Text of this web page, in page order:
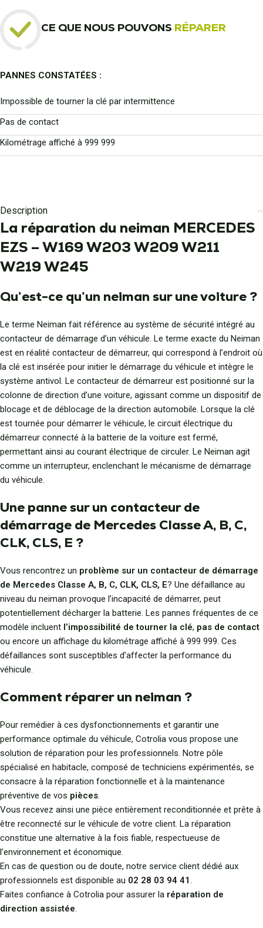
CE QUE NOUS POUVONS RÉPARER
PANNES CONSTATÉES :
Impossible de tourner la clé par intermittence
Pas de contact
Kilométrage affiché à 999 999
Description
La réparation du neiman MERCEDES
EZS – W169 W203 W209 W211
W219 W245
Qu’est-ce qu’un neiman sur une voiture ?
Le terme Neiman fait référence au système de sécurité intégré au
contacteur de démarrage d’un véhicule. Le terme exacte du Neiman
est en réalité contacteur de démarreur, qui correspond à l’endroit où
la clé est insérée pour initier le démarrage du véhicule et intègre le
système antivol. Le contacteur de démarreur est positionné sur la
colonne de direction d’une voiture, agissant comme un dispositif de
blocage et de déblocage de la direction automobile. Lorsque la clé
est tournée pour démarrer le véhicule, le circuit électrique du
démarreur connecté à la batterie de la voiture est fermé,
permettant ainsi au courant électrique de circuler. Le Neiman agit
comme un interrupteur, enclenchant le mécanisme de démarrage
du véhicule.
Une panne sur un contacteur de
démarrage de Mercedes Classe A, B, C,
CLK, CLS, E ?
Vous rencontrez un problème sur un contacteur de démarrage
de Mercedes Classe A, B, C, CLK, CLS, E? Une défaillance au
niveau du neiman provoque l’incapacité de démarrer, peut
potentiellement décharger la batterie. Les pannes fréquentes de ce
modèle incluent l’impossibilité de tourner la clé, pas de contact
ou encore un affichage du kilométrage affiché à 999 999. Ces
défaillances sont susceptibles d’affecter la performance du
véhicule.
Comment réparer un neiman ?
Pour remédier à ces dysfonctionnements et garantir une
performance optimale du véhicule, Cotrolia vous propose une
solution de réparation pour les professionnels. Notre pôle
spécialisé en habitacle, composé de techniciens expérimentés, se
consacre à la réparation fonctionnelle et à la maintenance
préventive de vos pièces.
Vous recevez ainsi une pièce entièrement reconditionnée et prête à
être reconnecté sur le véhicule de votre client. La réparation
constitue une alternative à la fois fiable, respectueuse de
l’environnement et économique.
En cas de question ou de doute, notre service client dédié aux
professionnels est disponible au 02 28 03 94 41.
Faites confiance à Cotrolia pour assurer la réparation de
direction assistée.